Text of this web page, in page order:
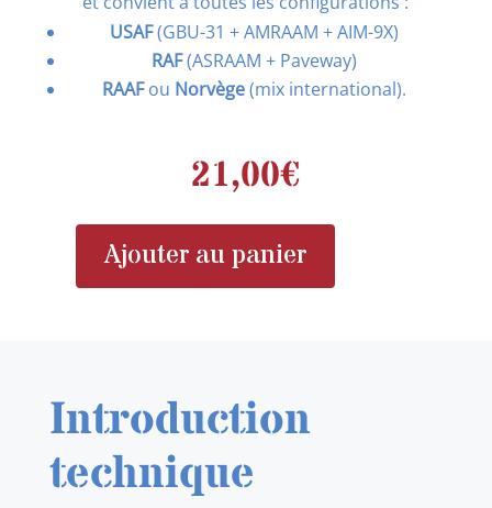
USAF(GBU-31 + AMRAAM + AIM-9X)
RAF(ASRAAM + Paveway)
RAAFou Norvège(mix international).
21,00€
quantité
35A
1/72
Ajouter au panier
Introduction
technique